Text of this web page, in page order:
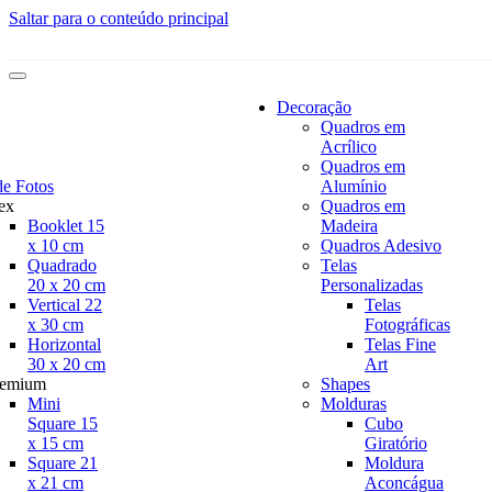
Saltar para o conteúdo principal
Fotos
Booklet 15
x 10 cm
Quadrado
20 x 20 cm
Vertical 22
x 30 cm
Horizontal
30 x 20 cm
Mini
Square 15
x 15 cm
Square 21
x 21 cm
Decoração
Quadros em
Acrílico
Quadros em
Alumínio
Quadros em
Madeira
Quadros Adesivo
Telas
Personalizadas
Telas
Fotográficas
Telas Fine
Art
Shapes
Molduras
Cubo
Giratório
Moldura
Aconcágua